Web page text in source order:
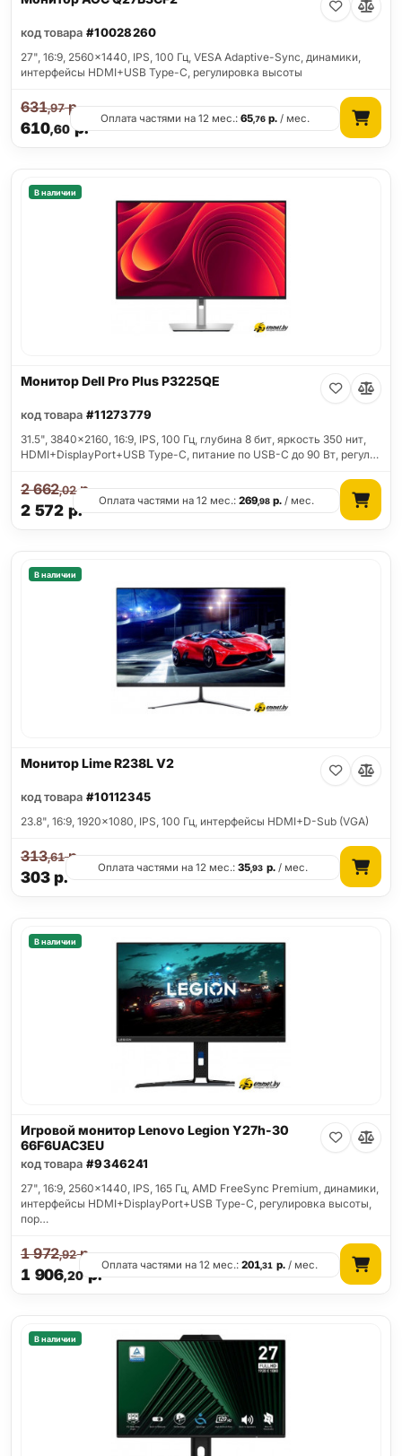
код товара #10028260
27", 16:9, 2560x1440, IPS, 100 Гц, VESA Adaptive-Sync, динамики,
интерфейсы HDMI+USB Type-C, регулировка высоты
610,60р.
631,97р.
Оплата частями на 12 мес.:65,76 р. / мес.
В наличии
Монитор Dell Pro Plus P3225QE
код товара #11273779
31.5", 3840x2160, 16:9, IPS, 100 Гц, глубина 8 бит, яркость 350 нит,
HDMI+DisplayPort+USB Type-C, питание по USB-C до 90 Вт, регул…
2 572 р.
2 662,02р.
Оплата частями на 12 мес.:269,98 р. / мес.
В наличии
Монитор Lime R238L V2
код товара #10112345
23.8", 16:9, 1920x1080, IPS, 100 Гц, интерфейсы HDMI+D-Sub (VGA)
303р.
313,61р.
Оплата частями на 12 мес.:35,93 р./ мес.
В наличии
Игровой монитор Lenovo Legion Y27h-30
66F6UAC3EU
код товара #9346241
27", 16:9, 2560x1440, IPS, 165 Гц, AMD FreeSync Premium, динамики,
интерфейсы HDMI+DisplayPort+USB Type-C, регулировка высоты,
пор…
1 906,20 р.
1 972,92р.
Оплата частями на 12 мес.:201,31 р./ мес.
В наличии